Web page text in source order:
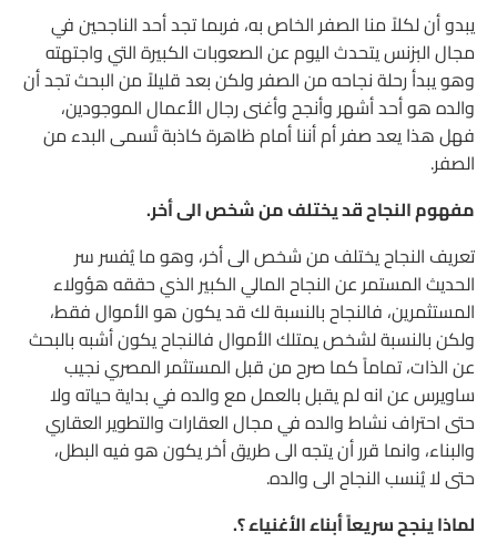
يبدو أن لكلاً منا الصفر الخاص به، فربما تجد أحد الناجحين في
مجال البزنس يتحدث اليوم عن الصعوبات الكبيرة التي واجتهته
وهو يبدأ رحلة نجاحه من الصفر ولكن بعد قليلاً من البحث تجد أن
والده هو أحد أشهر وأنجح وأغنى رجال الأعمال الموجودين،
فهل هذا يعد صفر أم أننا أمام ظاهرة كاذبة تُسمى البدء من
الصفر.
مفهوم النجاح قد يختلف من شخص الى أخر.
تعريف النجاح يختلف من شخص الى أخر، وهو ما يُفسر سر
الحديث المستمر عن النجاح المالي الكبير الذي حققه هؤولاء
المستثمرين، فالنجاح بالنسبة لك قد يكون هو الأموال فقط،
ولكن بالنسبة لشخص يمتلك الأموال فالنجاح يكون أشبه بالبحث
عن الذات، تماماً كما صرح من قبل المستثمر المصري نجيب
ساويرس عن انه لم يقبل بالعمل مع والده في بداية حياته ولا
حتى احتراف نشاط والده في مجال العقارات والتطوير العقاري
والبناء، وانما قرر أن يتجه الى طريق أخر يكون هو فيه البطل،
حتى لا يُنسب النجاح الى والده.
لماذا ينجح سريعاً أبناء الأغنياء ؟.